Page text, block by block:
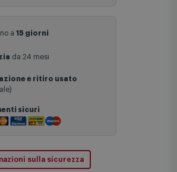
complesse come isole e
principali o in
che i prodotti
modalità di prenotazione
nella pagina del
da 24 mesi
sicuri